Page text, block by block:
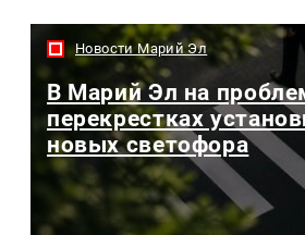
Новости Марий Эл
В Марий Эл на
перекрестках
новых светофора